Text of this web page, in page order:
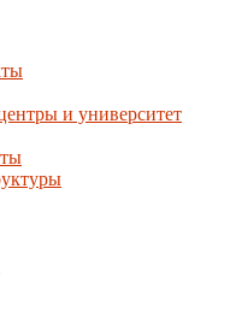
и университет